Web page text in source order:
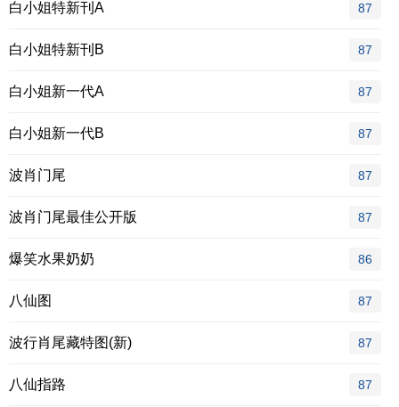
白小姐特新刊A 87
白小姐特新刊B 87
白小姐新一代A 87
白小姐新一代B 87
波肖门尾 87
波肖门尾最佳公开版 87
爆笑水果奶奶 86
八仙图 87
波行肖尾藏特图(新) 87
八仙指路 87